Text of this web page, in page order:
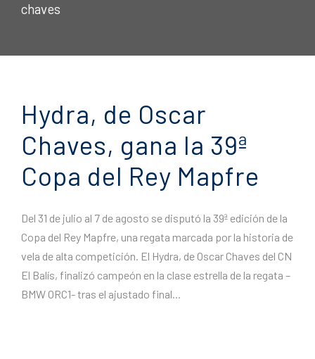
chaves
Hydra, de Oscar
Chaves, gana la 39ª
Copa del Rey Mapfre
Del 31 de julio al 7 de agosto se disputó la 39ª edición de la
Copa del Rey Mapfre, una regata marcada por la historia de
vela de alta competición. El Hydra, de Oscar Chaves del CN
El Balís, finalizó campeón en la clase estrella de la regata –
BMW ORC1- tras el ajustado final...